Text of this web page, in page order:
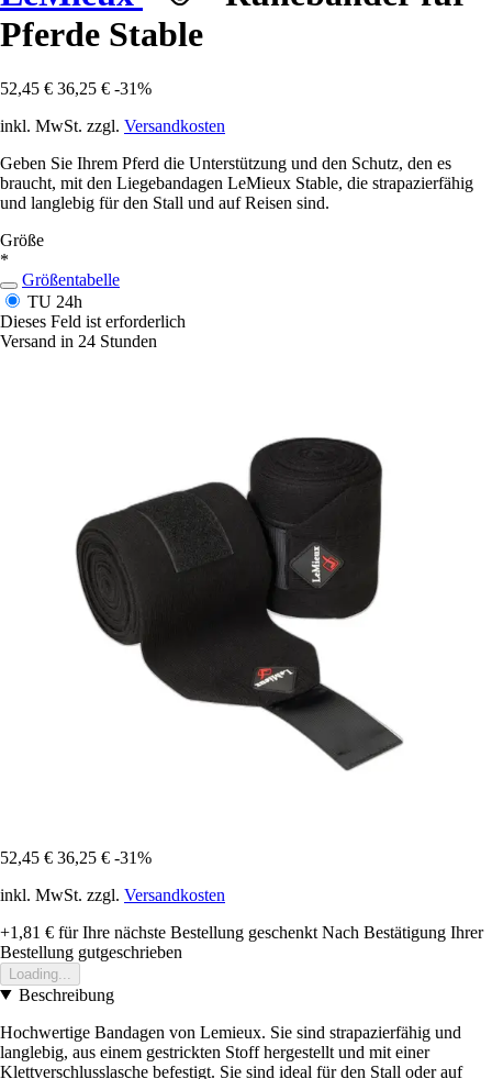
Pferde Stable
52,45 € 36,25 € -31%
inkl. MwSt. zzgl. Versandkosten
Geben Sie Ihrem Pferd die Unterstützung und den Schutz, den es
braucht, mit den Liegebandagen LeMieux Stable, die strapazierfähig
und langlebig für den Stall und auf Reisen sind.
Größe
*
Größentabelle
TU 24h
Dieses Feld ist erforderlich
Versand in 24 Stunden
52,45 € 36,25 € -31%
inkl. MwSt. zzgl. Versandkosten
+1,81 € für Ihre nächste Bestellung geschenkt Nach Bestätigung Ihrer
Bestellung gutgeschrieben
Loading...
Beschreibung
Hochwertige Bandagen von Lemieux. Sie sind strapazierfähig und
langlebig, aus einem gestrickten Stoff hergestellt und mit einer
Klettverschlusslasche befestigt. Sie sind ideal für den Stall oder auf